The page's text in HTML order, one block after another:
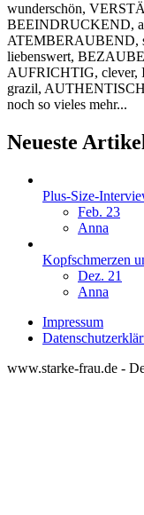
wunderschön,
BEEINDRUCKEND,
ATEMBERAUBEND,
liebenswert,
AUFRICHTIG, clever,
grazil,
noch so vieles mehr...
Neueste
Plus-Size-
Feb. 23
Anna
Kopfschmerzen
Dez. 21
Anna
Impressum
www.starke-frau.de -